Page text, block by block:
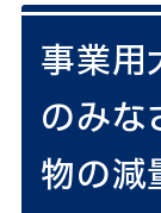
事業用
のみな
物の減